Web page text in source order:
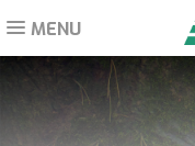
Toggle
MENU